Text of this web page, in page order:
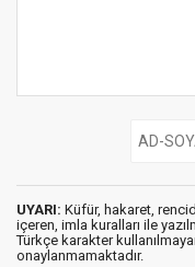
UYARI: Küfür, hakaret,
içeren, imla kuralları ile
Türkçe karakter
onaylanmamaktadır.